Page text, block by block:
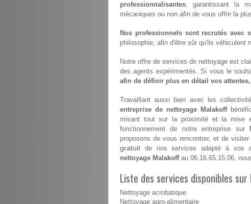
professionnalisantes, garantissant la
mécaniques ou non afin de vous offrir la
Nos professionnels sont recrutés avec
philosophie, afin d'être sûr qu'ils véhiculent
Notre offre de services de nettoyage est
des agents expérimentés. Si vous le
afin de définir plus en détail vos
Travaillant aussi bien avec les
entreprise de nettoyage Malakoff
misant tout sur la proximité et la mise
fonctionnement de notre entreprise sur
proposons de vous rencontrer, et de
gratuit de nos services adapté à vos
nettoyage Malakoffau 06.16.65.15.06,
Liste des services disponibles
Nettoyage acrobatique
Nettoyage agro-alimentaire